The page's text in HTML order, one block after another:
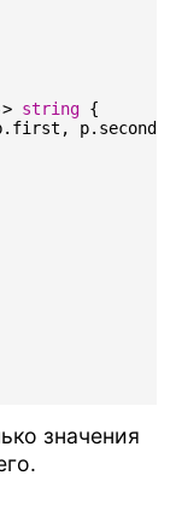
string {
. first , p. second
значения